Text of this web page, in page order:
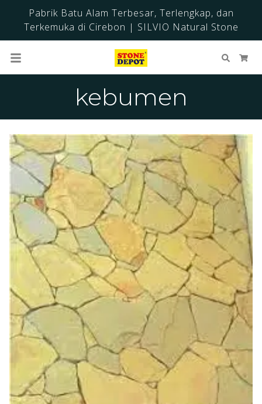
Pabrik Batu Alam Terbesar, Terlengkap, dan
Terkemuka di Cirebon | SILVIO Natural Stone
Cari
kebumen